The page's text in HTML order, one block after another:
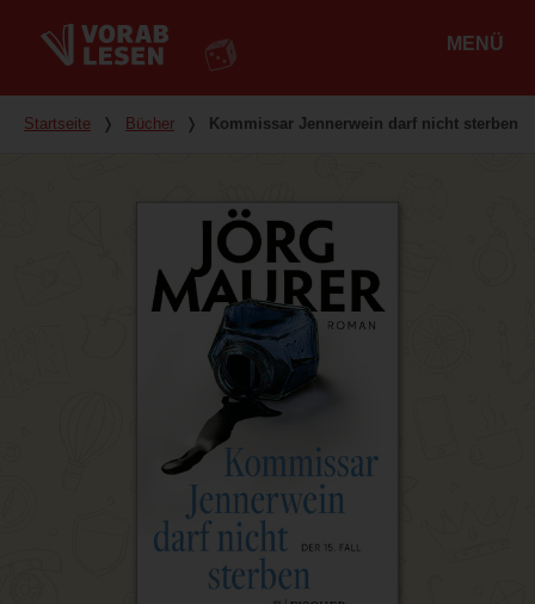
MENÜ
Du bist hier
Startseite ❭ Bücher ❭ Kommissar Jennerwein darf nicht sterben